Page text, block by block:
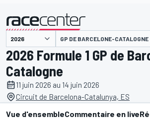
GP DE BARCELONE-CATALOGNE
2026 Formule 1 GP de
Catalogne
11 juin 2026 au 14 juin 2026
Circuit de Barcelona-Catalunya, ES
Vue d'ensembleCommentaire en live